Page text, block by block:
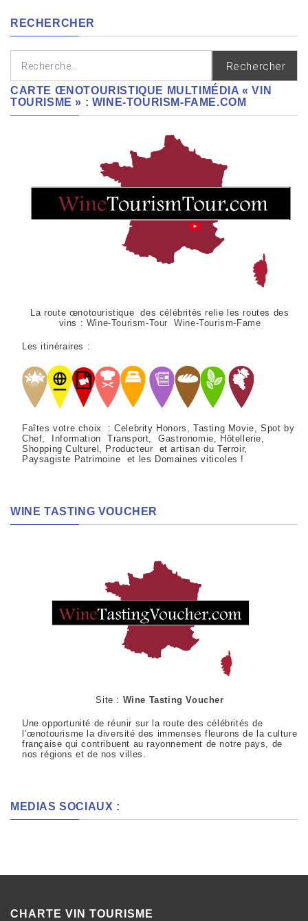
RECHERCHER
Rechercher :
CARTE ŒNOTOURISTIQUE MULTIMÉDIA « VIN
TOURISME » : WINE-TOURISM-FAME.COM
La route œnotouristique des célébrités relie les routes des
vins : Wine-Tourism-Tour Wine-Tourism-Fame
Les itinéraires :
Faîtes votre choix : Celebrity Honors, Tasting Movie, Spot by
Chef, Information Transport, Gastronomie, Hôtellerie,
Shopping Culturel, Producteur et artisan du Terroir,
Paysagiste Patrimoine et les Domaines viticoles !
WINE TASTING VOUCHER
Site : Wine Tasting Voucher
Une opportunité de réunir sur la route des célébrités de
l’œnotourisme la diversité des immenses fleurons de la culture
française qui contribuent au rayonnement de notre pays, de
nos régions et de nos villes.
MEDIAS SOCIAUX :
CHARTE VIN TOURISME